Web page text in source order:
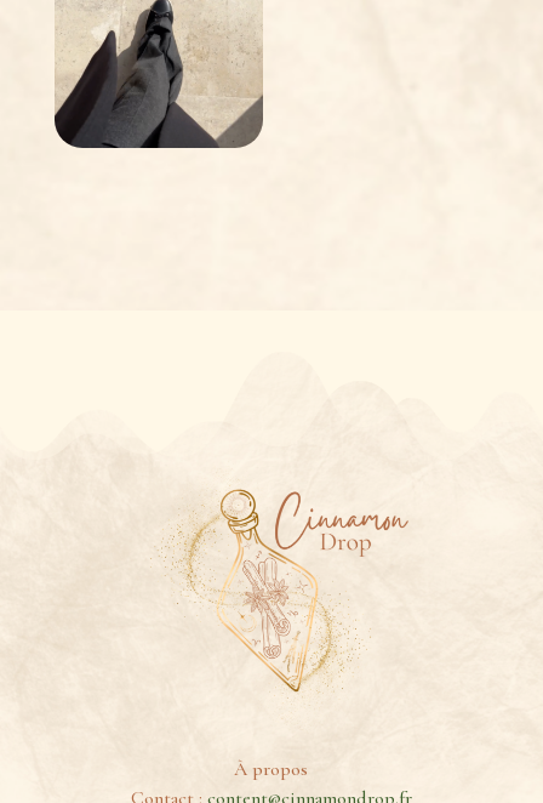
À propos
Contact : content@cinnamondrop.fr